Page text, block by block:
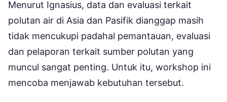
Menurut Ignasius, data dan evaluasi terkait
polutan air di Asia dan Pasifik dianggap masih
tidak mencukupi padahal pemantauan, evaluasi
dan pelaporan terkait sumber polutan yang
muncul sangat penting. Untuk itu, workshop ini
mencoba menjawab kebutuhan tersebut.